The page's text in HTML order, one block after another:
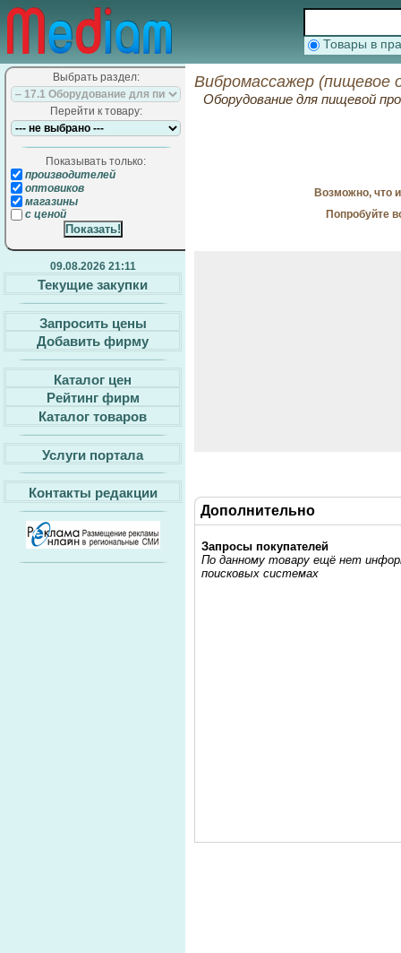
Товары в
Выбрать раздел:
Перейти к товару:
Показывать только:
производителей
оптовиков
магазины
с ценой
09.08.2026 21:11
Текущие закупки
Запросить цены
Добавить фирму
Каталог цен
Рейтинг фирм
Каталог товаров
Услуги портала
Контакты редакции
Вибромассажер (пищевое
Оборудование для пищевой
Возможно, что
Попробуйте
Дополнительно
Запросы покупателей
По данному товару ещё нет
поисковых системах